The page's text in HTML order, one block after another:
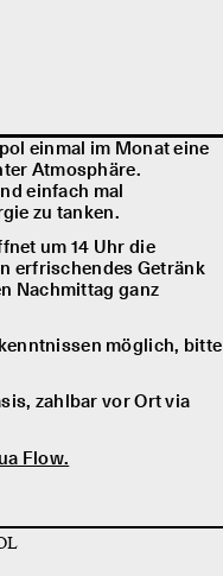
einmal im Monat eine
Atmosphäre.
einfach mal
zu tanken.
um 14 Uhr die
erfrischendes Getränk
Nachmittag ganz
möglich, bitte
zahlbar vor Ort via
Flow.